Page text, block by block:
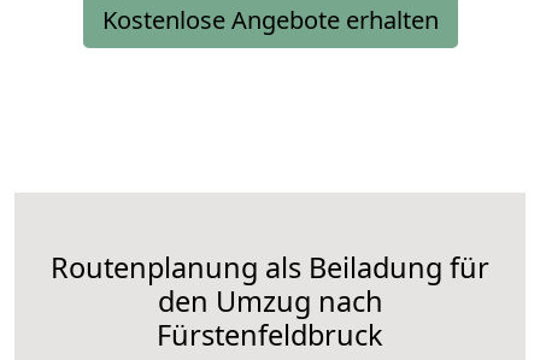
Kostenlose Angebote erhalten
Routenplanung als Beiladung für
den Umzug nach
Fürstenfeldbruck